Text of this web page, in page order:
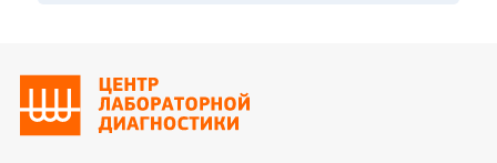
применяемые реагенты также могут стать
причиной погрешности в результатах